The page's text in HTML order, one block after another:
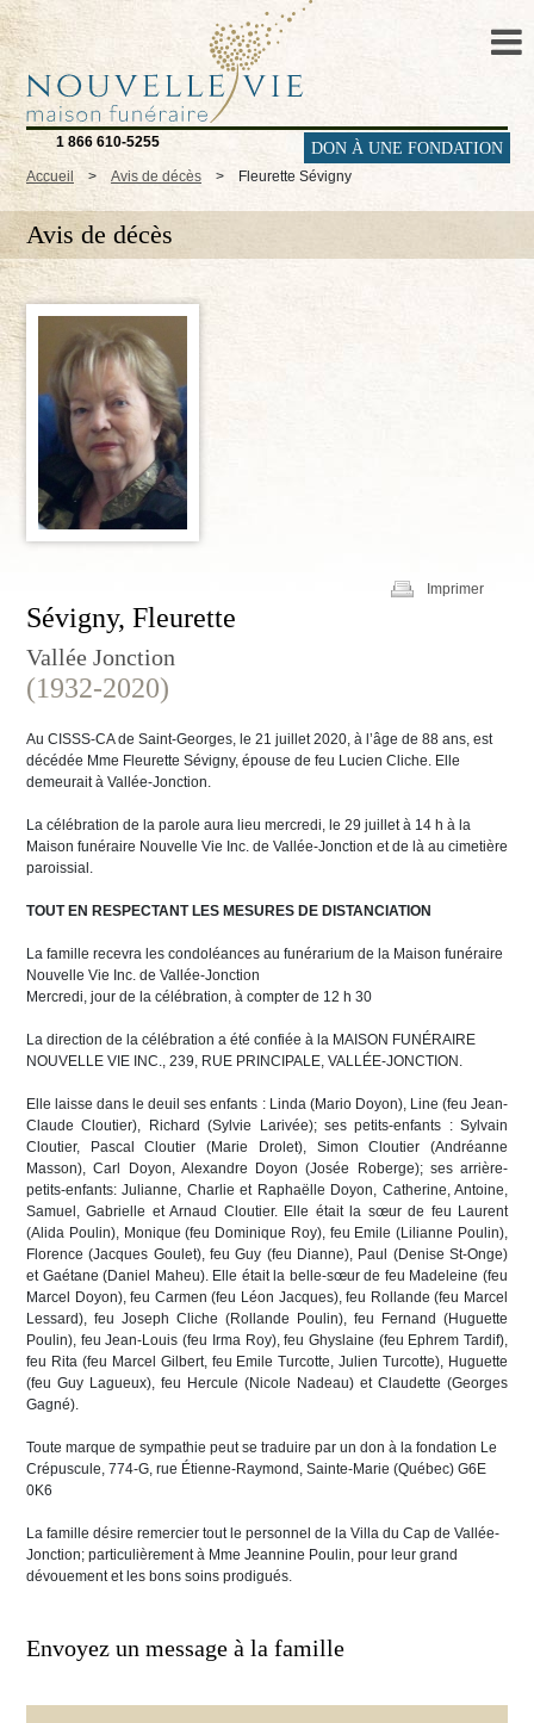
1 866 610-5255 DON À UNE FONDATION
Accueil > Avis de décès > Fleurette Sévigny
Avis de décès
Imprimer
Sévigny, Fleurette
Vallée Jonction
(1932-2020)
Au CISSS-CA de Saint-Georges, le 21 juillet 2020, à l’âge de 88 ans, est
décédée Mme Fleurette Sévigny, épouse de feu Lucien Cliche. Elle
demeurait à Vallée-Jonction.
La célébration de la parole aura lieu mercredi, le 29 juillet à 14 h à la
Maison funéraire Nouvelle Vie Inc. de Vallée-Jonction et de là au cimetière
paroissial.
TOUT EN RESPECTANT LES MESURES DE DISTANCIATION
La famille recevra les condoléances au funérarium de la Maison funéraire
Nouvelle Vie Inc. de Vallée-Jonction
Mercredi, jour de la célébration, à compter de 12 h 30
La direction de la célébration a été confiée à la MAISON FUNÉRAIRE
NOUVELLE VIE INC., 239, RUE PRINCIPALE, VALLÉE-JONCTION.
Elle laisse dans le deuil ses enfants : Linda (Mario Doyon), Line (feu Jean-
Claude Cloutier), Richard (Sylvie Larivée); ses petits-enfants : Sylvain
Cloutier, Pascal Cloutier (Marie Drolet), Simon Cloutier (Andréanne
Masson), Carl Doyon, Alexandre Doyon (Josée Roberge); ses arrière-
petits-enfants: Julianne, Charlie et Raphaëlle Doyon, Catherine, Antoine,
Samuel, Gabrielle et Arnaud Cloutier. Elle était la sœur de feu Laurent
(Alida Poulin), Monique (feu Dominique Roy), feu Emile (Lilianne Poulin),
Florence (Jacques Goulet), feu Guy (feu Dianne), Paul (Denise St-Onge)
et Gaétane (Daniel Maheu). Elle était la belle-sœur de feu Madeleine (feu
Marcel Doyon), feu Carmen (feu Léon Jacques), feu Rollande (feu Marcel
Lessard), feu Joseph Cliche (Rollande Poulin), feu Fernand (Huguette
Poulin), feu Jean-Louis (feu Irma Roy), feu Ghyslaine (feu Ephrem Tardif),
feu Rita (feu Marcel Gilbert, feu Emile Turcotte, Julien Turcotte), Huguette
(feu Guy Lagueux), feu Hercule (Nicole Nadeau) et Claudette (Georges
Gagné).
Toute marque de sympathie peut se traduire par un don à la fondation Le
Crépuscule, 774-G, rue Étienne-Raymond, Sainte-Marie (Québec) G6E
0K6
La famille désire remercier tout le personnel de la Villa du Cap de Vallée-
Jonction; particulièrement à Mme Jeannine Poulin, pour leur grand
dévouement et les bons soins prodigués.
Envoyez un message à la famille